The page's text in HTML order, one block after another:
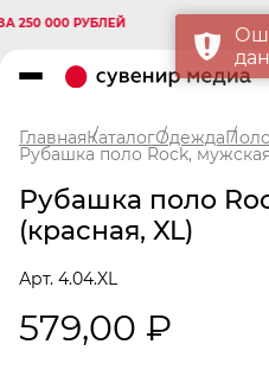
000 РУБЛЕЙ
ГлавнаяКаталогОдеждаПоло
Рубашка поло Rock,
Рубашка поло
(красная, XL)
Арт. 4.04.XL
579,00 ₽